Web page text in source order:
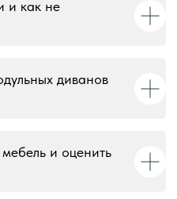
и как не
диванов
и оценить